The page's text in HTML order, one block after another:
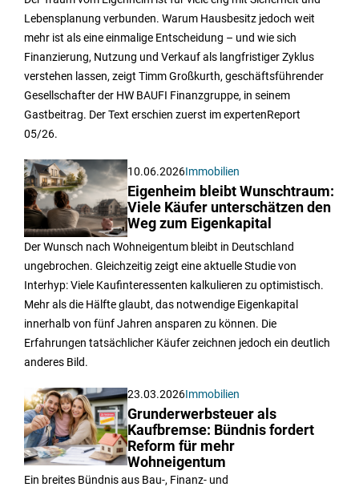
Lebensplanung verbunden. Warum Hausbesitz jedoch weit
mehr ist als eine einmalige Entscheidung – und wie sich
Finanzierung, Nutzung und Verkauf als langfristiger Zyklus
verstehen lassen, zeigt Timm Großkurth, geschäftsführender
Gesellschafter der HW BAUFI Finanzgruppe, in seinem
Gastbeitrag. Der Text erschien zuerst im expertenReport
05/26.
10.06.2026Immobilien
Eigenheim bleibt Wunschtraum:
Viele Käufer unterschätzen den
Weg zum Eigenkapital
Der Wunsch nach Wohneigentum bleibt in Deutschland
ungebrochen. Gleichzeitig zeigt eine aktuelle Studie von
Interhyp: Viele Kaufinteressenten kalkulieren zu optimistisch.
Mehr als die Hälfte glaubt, das notwendige Eigenkapital
innerhalb von fünf Jahren ansparen zu können. Die
Erfahrungen tatsächlicher Käufer zeichnen jedoch ein deutlich
anderes Bild.
23.03.2026Immobilien
Grunderwerbsteuer als
Kaufbremse: Bündnis fordert
Reform für mehr
Wohneigentum
Ein breites Bündnis aus Bau-, Finanz- und